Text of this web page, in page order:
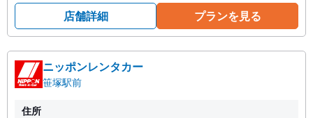
店舗詳細 プランを見る
ニッポンレンタカー
笹塚駅前
住所